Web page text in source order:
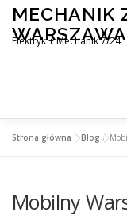
Skip
content
MECHANIK
WARSZAWA
Elektryk + Mechanik 7/24
ELEKTRYK
Strona główna »Blog »
Mobilny